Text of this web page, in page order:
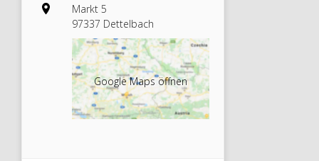
Markt 5
97337 Dettelbach
Google Maps öffnen
Christo
ph
Sauer –
Genera